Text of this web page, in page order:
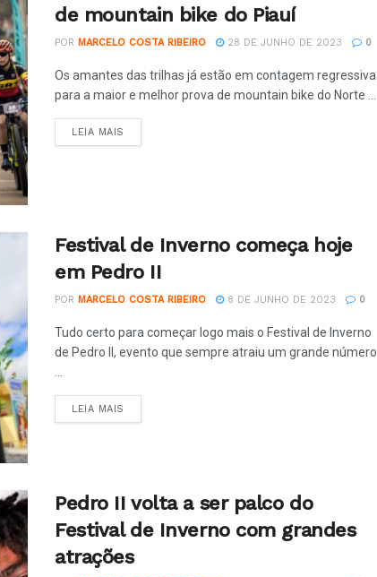
de mountain bike do Piauí
POR MARCELO COSTA RIBEIRO 28 DE JUNHO DE 2023 0
Os amantes das trilhas já estão em contagem regressiva
para a maior e melhor prova de mountain bike do Norte ...
LEIA MAIS
Festival de Inverno começa hoje
em Pedro II
POR MARCELO COSTA RIBEIRO 8 DE JUNHO DE 2023 0
Tudo certo para começar logo mais o Festival de Inverno
de Pedro II, evento que sempre atraiu um grande número
...
LEIA MAIS
Pedro II volta a ser palco do
Festival de Inverno com grandes
atrações